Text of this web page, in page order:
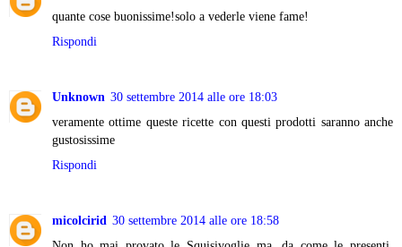
quante cose buonissime!solo a vederle viene fame!
Rispondi
Unknown 30 settembre 2014 alle ore 18:03
veramente ottime queste ricette con questi prodotti saranno anche
gustosissime
Rispondi
micolcirid 30 settembre 2014 alle ore 18:58